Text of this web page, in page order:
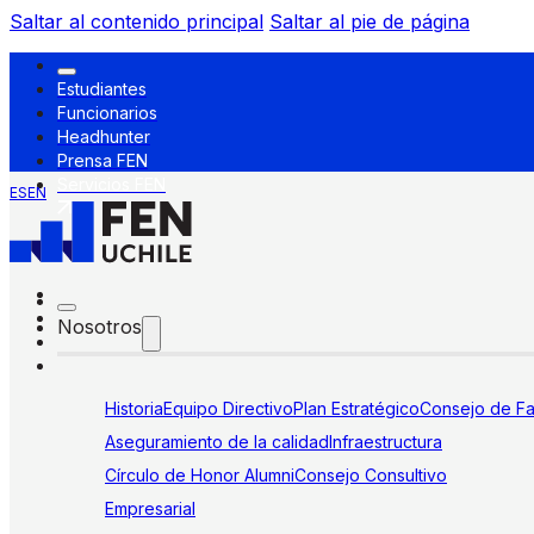
Saltar al contenido principal Saltar al pie de página
Estudiantes
Funcionarios
Headhunter
Prensa FEN
ESEN
Nosotros
HistoriaEquipo DirectivoPlan EstratégicoConsejo de
Aseguramiento de la calidadInfraestructura
Círculo de Honor AlumniConsejo Consultivo
Empresarial